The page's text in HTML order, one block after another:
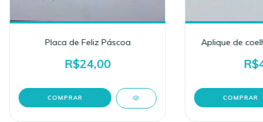
Placa de Feliz Páscoa
R$24,00
Aplique de